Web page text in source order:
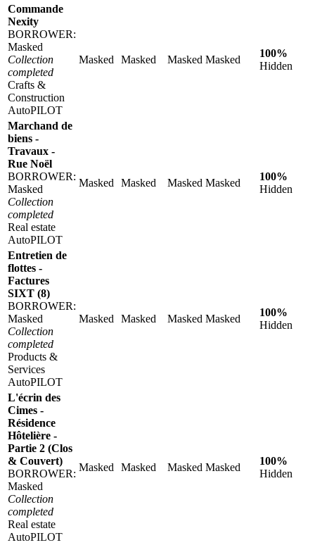
Commande
Nexity
BORROWER:
Masked
Collection
completed
Crafts &
Construction
AutoPILOT
Masked Masked Masked Masked
100%
Hidden
Marchand de
biens -
Travaux -
Rue Noël
BORROWER:
Masked
Collection
completed
Real estate
AutoPILOT
Masked Masked Masked Masked
100%
Hidden
Entretien de
flottes -
Factures
SIXT (8)
BORROWER:
Masked
Collection
completed
Products &
Services
AutoPILOT
Masked Masked Masked Masked
100%
Hidden
L'écrin des
Cimes -
Résidence
Hôtelière -
Partie 2 (Clos
& Couvert)
BORROWER:
Masked
Collection
completed
Real estate
AutoPILOT
Masked Masked Masked Masked
100%
Hidden